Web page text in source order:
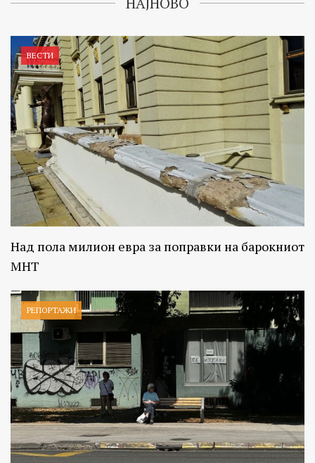
ВЕСТИ
Над пола милион евра за поправки на барокниот
МНТ
РЕПОРТАЖИ